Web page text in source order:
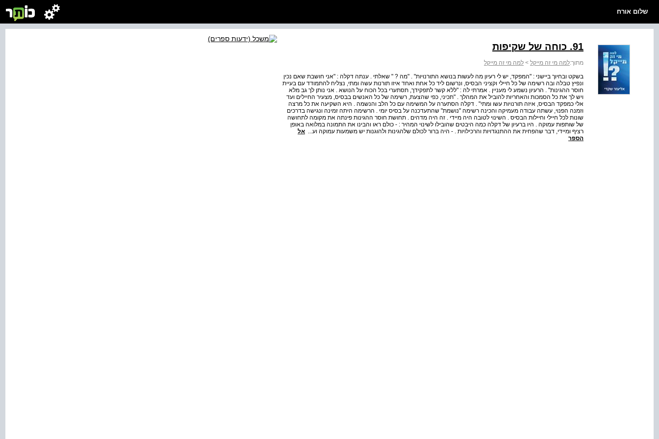
שלום אורח
91. כוחה של שקיפות
מתוך:למה מי זה מייקל > למה מי זה מייקל
בשקט ובחיוך ביישני : "המפקד, יש לי רעיון מה לעשות בנושא התורנויות" . "מה ? " שאלתי . ענתה דקלה : "אני חושבת שאם נכין
ונפיץ טבלה ובה רשימה של כל חיילי וקציני הבסיס, ונרשום ליד כל אחת ואחד איזו תורנות עשה ומתי, נצליח להתמודד עם בעיית
חוסר ההגינות" . הרעיון נשמע לי מעניין . אמרתי לה : "ללא קשר לתפקידך, תסתערי בכל הכוח על הנושא . אני נותן לך גב מלא
ויש לך את כל הסמכות והאחריות להוביל את המהלך . "תכיני, כפי שהצעת, רשימה של כל האנשים בבסיס, מצעיר החיילים ועד
אלי כמפקד הבסיס, איזה תורנויות עשו ומתי" . דקלה הסתערה על המשימה עם כל הלב והנשמה . היא השקיעה את כל מרצה
וזמנה הפנוי, עשתה עבודה מעמיקה והכינה רשימה "נושמת" שהתעדכנה על בסיס יומי . הרשימה היתה זמינה ונגישה בדרכים
שונות לכל חיילי וחיילות הבסיס . השינוי לטובה היה מיידי . זה היה מדהים . תחושת חוסר ההגינות פינתה את מקומה לתחושה
של שותפות עמוקה . היו ברעיון של דקלה כמה היבטים שהובילו לשינוי המהיר : - כולם ראו והבינו את התמונה במלואה באופן
רציף ומיידי, דבר שהפחית את ההתנגדויות והרכילויות . - היה ברור לכולם שלהגינות ולהוגנות יש משמעות עמוקה וע... אל
הספר